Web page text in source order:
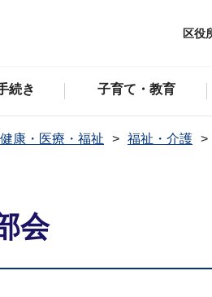
区役
続き 子育て・教育
健康・医療・福祉 福祉・介護
会